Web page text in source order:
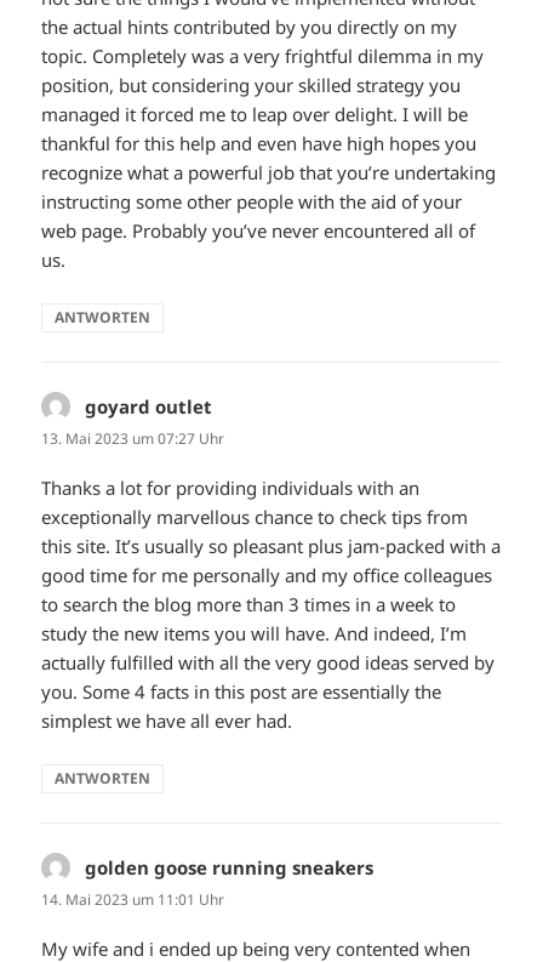
the actual hints contributed by you directly on my
topic. Completely was a very frightful dilemma in my
position, but considering your skilled strategy you
managed it forced me to leap over delight. I will be
thankful for this help and even have high hopes you
recognize what a powerful job that you’re undertaking
instructing some other people with the aid of your
web page. Probably you’ve never encountered all of
us.
ANTWORTEN
goyard outlet
13. Mai 2023 um 07:27 Uhr
Thanks a lot for providing individuals with an
exceptionally marvellous chance to check tips from
this site. It’s usually so pleasant plus jam-packed with a
good time for me personally and my office colleagues
to search the blog more than 3 times in a week to
study the new items you will have. And indeed, I’m
actually fulfilled with all the very good ideas served by
you. Some 4 facts in this post are essentially the
simplest we have all ever had.
ANTWORTEN
golden goose running sneakers
14. Mai 2023 um 11:01 Uhr
My wife and i ended up being very contented when